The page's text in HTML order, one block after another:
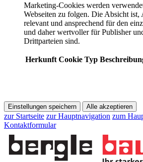
Marketing-Cookies werden
Webseiten zu folgen. Die Absicht ist,
relevant und ansprechend für den
und daher wertvoller für Publisher
Drittparteien sind.
Herkunft Cookie Typ
Einstellungen speichern Alle akzeptieren
zur Startseite zur Hauptnavigation zum
Kontaktformular